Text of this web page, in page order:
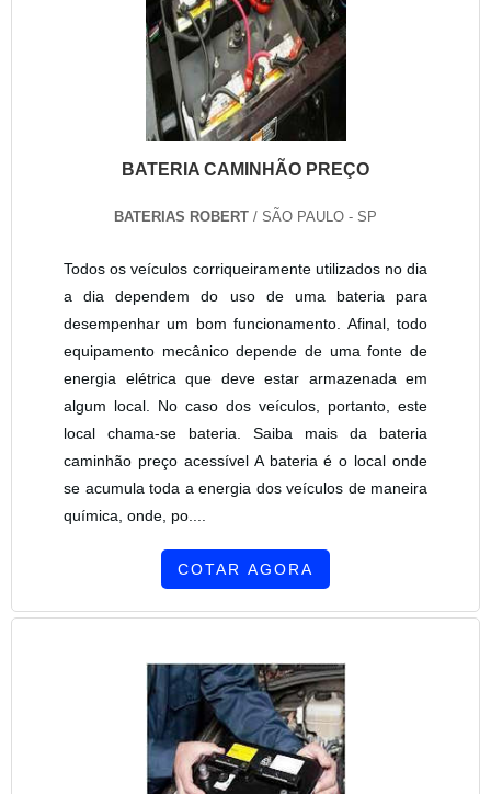
BATERIA CAMINHÃO PREÇO
BATERIAS ROBERT / SÃO PAULO - SP
Todos os veículos corriqueiramente utilizados no dia
a dia dependem do uso de uma bateria para
desempenhar um bom funcionamento. Afinal, todo
equipamento mecânico depende de uma fonte de
energia elétrica que deve estar armazenada em
algum local. No caso dos veículos, portanto, este
local chama-se bateria. Saiba mais da bateria
caminhão preço acessível A bateria é o local onde
se acumula toda a energia dos veículos de maneira
química, onde, po....
COTAR AGORA